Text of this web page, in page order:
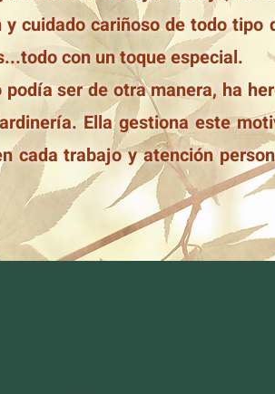
cuidado cariñoso de todo tipo
con un toque especial.
ser de otra manera, ha
Ella gestiona este
cada trabajo y atención